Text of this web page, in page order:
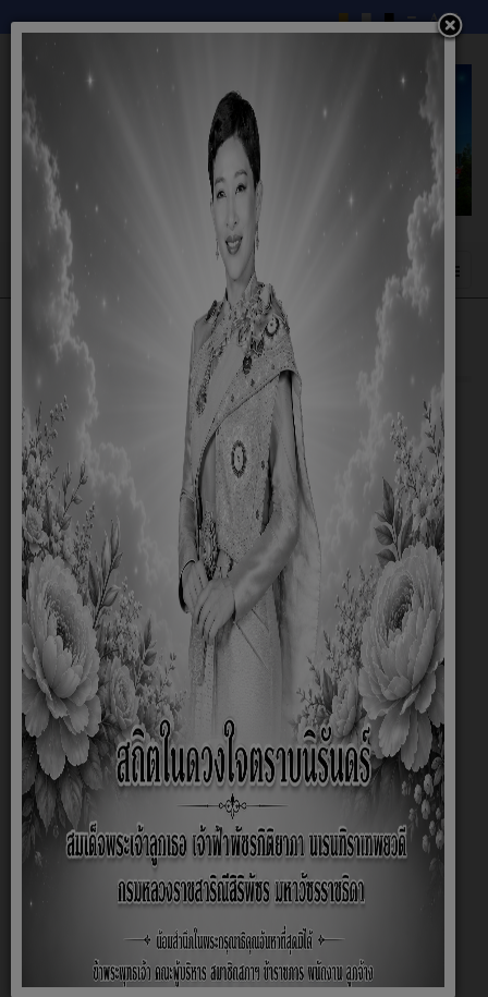
เทศบัญญัติ
เทศบัญญัติเทศบาลตำบล
ท้ายดง
ปีงบประมาณ 2569
ประกาศบังคับใช้เทศบัญญัติงบประมาณรายจ่าย
ปีงบประมาณ 2568
ประกาศบังคับใช้เทศบัญญัติงบประมาณรายจ่าย
ปีงบประมาณ 2567
ประกาศบังคับใช้เทศบัญญัติงบประมาณรายจ่าย
ปีงบประมาณ 2566
ประกาศบังคับใช้เทศบัญญัติงบประมาณรายจ่าย
ปีงบประมาณ 2565
ประกาศบังคับใช้เทศบัญญัติงบประมาณรายจ่าย
ประกาศบังคับใช้เทศบัญญัติงบประมาณรายจ่าย
เอกสาร/รายงาน